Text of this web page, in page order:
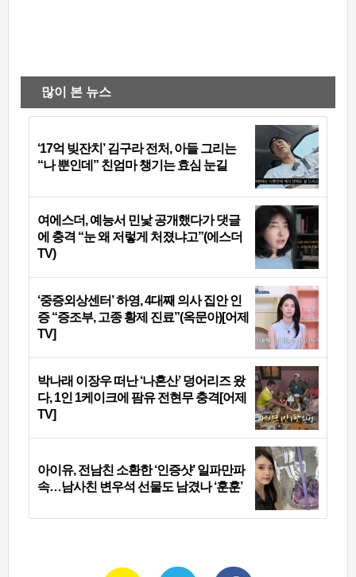
많이 본 뉴스
‘17억 빚잔치’ 김구라 전처, 아들 그리는
“나 뿐인데” 친엄마 챙기는 효심 눈길
여에스더, 예능서 민낯 공개했다가 댓글
에 충격 “눈 왜 저렇게 처졌냐고”(에스더
TV)
‘중증외상센터’ 하영, 4대째 의사 집안 인
증 “증조부, 고종 황제 진료”(옥문아)[어제
TV]
박나래 이장우 떠난 ‘나혼산’ 덩어리즈 왔
다, 1인 1케이크에 팜유 전현무 충격[어제
TV]
아이유, 전남친 소환한 ‘인증샷’ 일파만파
속…남사친 변우석 선물도 남겼나 ‘훈훈’